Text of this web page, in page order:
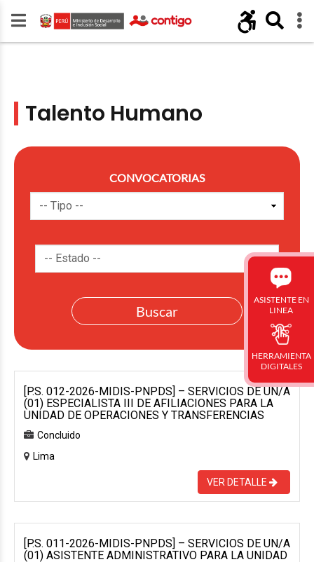
Talento Humano
CONVOCATORIAS
[P.S. 012-2026-MIDIS-PNPDS] – SERVICIOS DE UN/A
(01) ESPECIALISTA III DE AFILIACIONES PARA LA
UNIDAD DE OPERACIONES Y TRANSFERENCIAS
Concluido
Lima
VER DETALLE
[P.S. 011-2026-MIDIS-PNPDS] – SERVICIOS DE UN/A
(01) ASISTENTE ADMINISTRATIVO PARA LA UNIDAD
ASISTENTE EN
LINEA
HERRAMIENTA
DIGITALES